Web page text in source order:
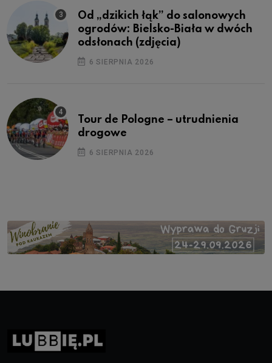
Od „dzikich łąk” do salonowych
ogrodów: Bielsko-Biała w dwóch
odsłonach (zdjęcia)
6 SIERPNIA 2026
Tour de Pologne – utrudnienia
drogowe
6 SIERPNIA 2026